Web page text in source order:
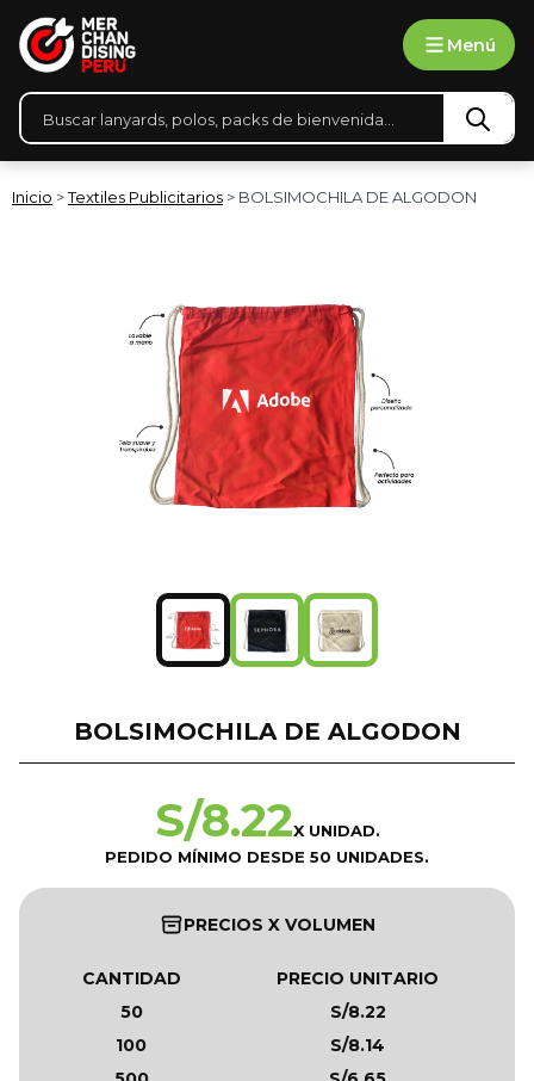
Menú
Búsqueda
Inicio >Textiles Publicitarios > BOLSIMOCHILA DE ALGODON
BOLSIMOCHILA DE ALGODON
S/8.22X UNIDAD.
PEDIDO MÍNIMO DESDE 50 UNIDADES.
PRECIOS X VOLUMEN
CANTIDAD
PRECIO UNITARIO
50
S/8.22
100
S/8.14